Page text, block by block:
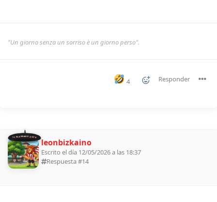
"Un giorno senza un sorriso è un giorno perso".
4 Responder
11 ALDEANOS 2026 leonbizkaino
Escrito el día 12/05/2026 a las 18:37
Respuesta #14